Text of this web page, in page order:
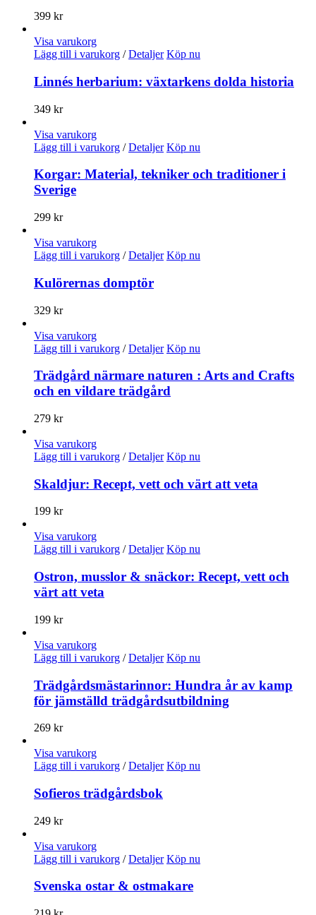
399 kr
Visa varukorg
Lägg till i varukorg / Detaljer Köp nu
Linnés herbarium: växtarkens dolda historia
349 kr
Visa varukorg
Lägg till i varukorg / Detaljer Köp nu
Korgar: Material, tekniker och traditioner i
Sverige
299 kr
Visa varukorg
Lägg till i varukorg / Detaljer Köp nu
Kulörernas domptör
329 kr
Visa varukorg
Lägg till i varukorg / Detaljer Köp nu
Trädgård närmare naturen : Arts and Crafts
och en vildare trädgård
279 kr
Visa varukorg
Lägg till i varukorg / Detaljer Köp nu
Skaldjur: Recept, vett och värt att veta
199 kr
Visa varukorg
Lägg till i varukorg / Detaljer Köp nu
Ostron, musslor & snäckor: Recept, vett och
värt att veta
199 kr
Visa varukorg
Lägg till i varukorg / Detaljer Köp nu
Trädgårdsmästarinnor: Hundra år av kamp
för jämställd trädgårdsutbildning
269 kr
Visa varukorg
Lägg till i varukorg / Detaljer Köp nu
Sofieros trädgårdsbok
249 kr
Visa varukorg
Lägg till i varukorg / Detaljer Köp nu
Svenska ostar & ostmakare